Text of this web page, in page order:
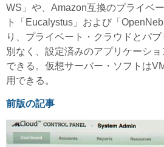
WS」や、Amazon互換のプライベ
ト「Eucalystus」および「
り、プライベート・クラウドとパ
別なく、設定済みのアプリケーシ
できる。仮想サーバー・ソフトは
用できる。
前版の記事